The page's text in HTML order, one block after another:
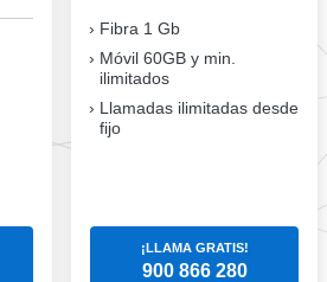
Fibra 1 Gb
Móvil 60GB y min.
ilimitados
Llamadas ilimitadas desde
fijo
¡LLAMA GRATIS!
900 866 280